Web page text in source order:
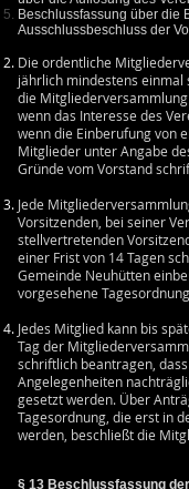
Beschlussfassung über die
Ausschlussbeschluss der
Die ordentliche
jährlich mindestens einmal
die
wenn das Interesse des
wenn die Einberufung von
Mitglieder unter Angabe
Gründe vom Vorstand
Jede
Vorsitzenden, bei seiner
stellvertretenden
einer Frist von 14 Tagen
Gemeinde Neuhütten
vorgesehene
Jedes Mitglied kann bis
Tag der
schriftlich beantragen,
Angelegenheiten
gesetzt werden. Über
Tagesordnung, die erst in
werden, beschließt die
§ 13 Beschlussfassung der